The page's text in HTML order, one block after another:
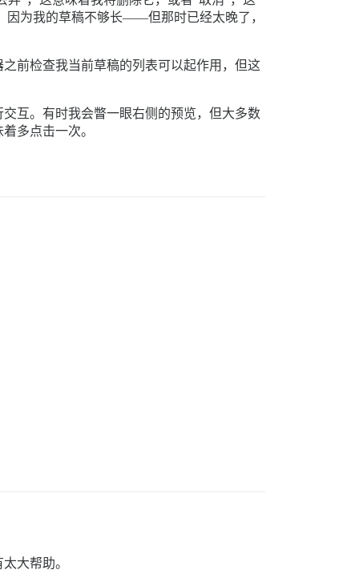
因为我的草稿不够长——但那时已经太晚了，
前检查我当前草稿的列表可以起作用，但这
互。有时我会瞥一眼右侧的预览，但大多数
多点击一次。
大帮助。